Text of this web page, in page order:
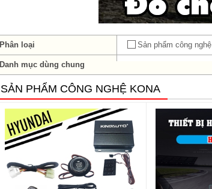
Phân loại
Sản phẩm công nghệ
Danh mục dùng chung
SẢN PHẨM CÔNG NGHỆ KONA